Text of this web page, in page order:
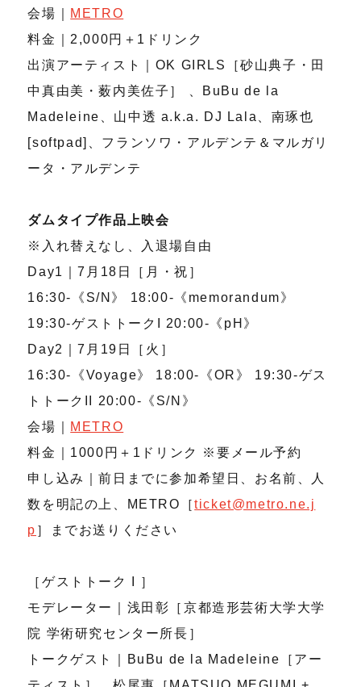
会場｜
METRO
料金｜2,000円＋1ドリンク
出演アーティスト｜OK GIRLS［砂山典子・田
中真由美・薮内美佐子］ 、BuBu de la
Madeleine、山中透 a.k.a. DJ Lala、南琢也
[softpad]、フランソワ・アルデンテ＆マルガリ
ータ・アルデンテ
ダムタイプ作品上映会
※入れ替えなし、入退場自由
Day1｜7月18日［月・祝］
16:30-《S/N》 18:00-《memorandum》
19:30-ゲストトークI 20:00-《pH》
Day2｜7月19日［火］
16:30-《Voyage》 18:00-《OR》 19:30-ゲス
トトークII 20:00-《S/N》
会場｜
METRO
料金｜1000円＋1ドリンク ※要メール予約
申し込み｜前日までに参加希望日、お名前、人
数を明記の上、METRO［ticket@metro.ne.j
p ］までお送りください
［ゲストトーク I ］
モデレーター｜浅田彰［京都造形芸術大学大学
院 学術研究センター所長］
トークゲスト｜BuBu de la Madeleine［アー